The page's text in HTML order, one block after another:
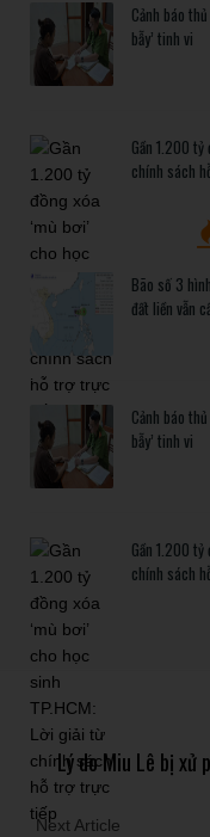
Cảnh báo
bẫy’ tinh vi
Gần 1.200 tỷ
chính sách
Bão số 3
đất liền vẫn
Cảnh báo
bẫy’ tinh vi
Gần 1.200 tỷ
chính sách
Lý do Miu Lê bị xử
Next Article